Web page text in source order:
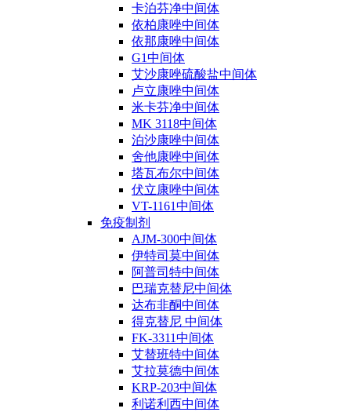
卡泊芬净中间体
依柏康唑中间体
依那康唑中间体
G1中间体
艾沙康唑硫酸盐中间体
卢立康唑中间体
米卡芬净中间体
MK 3118中间体
泊沙康唑中间体
舍他康唑中间体
塔瓦布尔中间体
伏立康唑中间体
VT-1161中间体
免疫制剂
AJM-300中间体
伊特司莫中间体
阿普司特中间体
巴瑞克替尼中间体
达布非酮中间体
得克替尼 中间体
FK-3311中间体
艾替班特中间体
艾拉莫德中间体
KRP-203中间体
利诺利西中间体